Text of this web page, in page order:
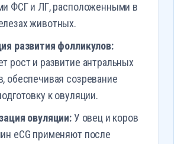
ФСГ и ЛГ, расположенными в
животных.
развития фолликулов:
рост и развитие антральных
обеспечивая созревание
к овуляции.
овуляции:У овец и коров
eCG применяют после